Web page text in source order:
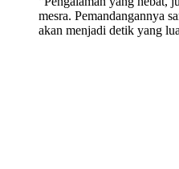
mesra. Pemandangannya
akan menjadi detik yang